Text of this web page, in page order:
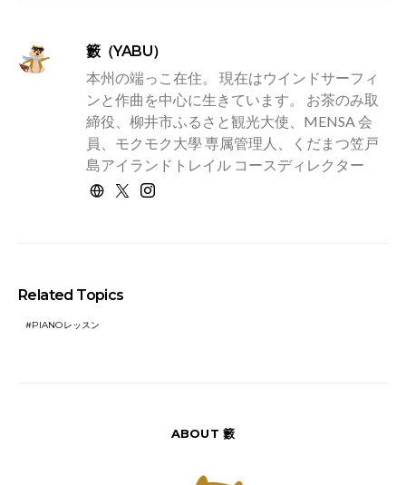
籔（YABU）
本州の端っこ在住。 現在はウインドサーフィ
ンと作曲を中心に生きています。 お茶のみ取
締役、柳井市ふるさと観光大使、MENSA 会
員、モクモク大學 専属管理人、くだまつ笠戸
島アイランドトレイル コースディレクター
Related Topics
PIANOレッスン
ABOUT 籔